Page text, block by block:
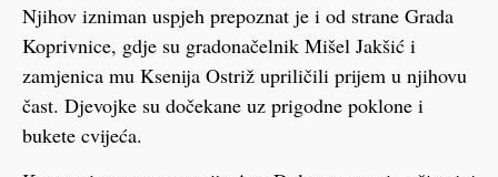
Njihov izniman uspjeh prepoznat je i od strane Grada
Koprivnice, gdje su gradonačelnik Mišel Jakšić i
zamjenica mu Ksenija Ostriž upriličili prijem u njihovu
čast. Djevojke su dočekane uz prigodne poklone i
bukete cvijeća.